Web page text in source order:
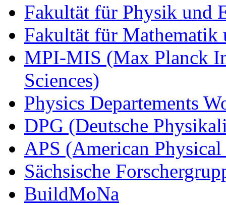
Fakultät für Physik und
Fakultät für
MPI-MIS (Max Planck
Sciences)
Physics Departements
DPG (Deutsche
APS (American
Sächsische
BuildMoNa